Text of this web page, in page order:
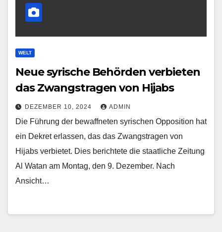
WELT
Neue syrische Behörden verbieten
das Zwangstragen von Hijabs
DEZEMBER 10, 2024 ADMIN
Die Führung der bewaffneten syrischen Opposition hat
ein Dekret erlassen, das das Zwangstragen von
Hijabs verbietet. Dies berichtete die staatliche Zeitung
Al Watan am Montag, den 9. Dezember. Nach
Ansicht…